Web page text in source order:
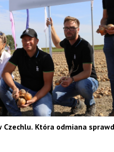
Która odmiana